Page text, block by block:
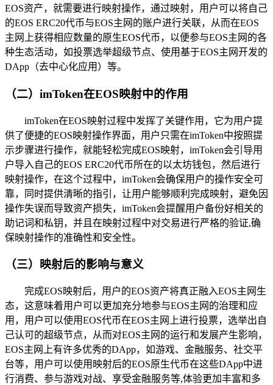
EOS资产，就需要进行映射操作，通过映射，用户可以将自己
的EOS ERC20代币与EOS主网的账户进行关联，从而在EOS
主网上获得相应数量的原生EOS代币，以便参与EOS主网的各
种生态活动，如投票选举超级节点、使用基于EOS主网开发的
DApp（去中心化应用）等。
（二）imToken在EOS映射中的作用
imToken在EOS映射过程中发挥了关键作用，它为用户提
供了便捷的EOS映射操作界面，用户只需在imToken中按照提
示步骤进行操作，就能轻松完成EOS映射，imToken会引导用
户导入自己的EOS ERC20代币所在的以太坊钱包，然后进行
映射操作，在这个过程中，imToken会确保用户的操作安全可
靠，同时提供清晰的指引，让用户能够顺利完成映射，避免因
操作失误而导致资产损失，imToken会提醒用户备份好相关的
助记词和私钥，并且在映射过程中对交易进行严格的验证,确
保映射操作的准确性和安全性。
（三）映射后的影响与意义
完成EOS映射后，用户的EOS资产将真正融入EOS主网生
态，这意味着用户可以更加充分地参与EOS主网的治理和应
用，用户可以使用EOS代币在EOS主网上进行投票，选举出自
己认可的超级节点，从而对EOS主网的运行和发展产生影响，
EOS主网上有许多优秀的DApp，如游戏、金融服务、社交平
台等，用户可以使用映射后的EOS原生代币在这些DApp中进
行消费、参与游戏对战、享受金融服务等,体验更加丰富和多